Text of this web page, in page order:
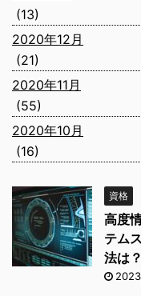
(13)
2020年12月
(21)
2020年11月
(55)
2020年10月
(16)
資格
高度
テム
法は？